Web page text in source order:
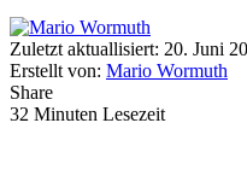
Zuletzt aktuallisiert: 20. Juni
Erstellt von: Mario Wormuth
Share
32 Minuten Lesezeit